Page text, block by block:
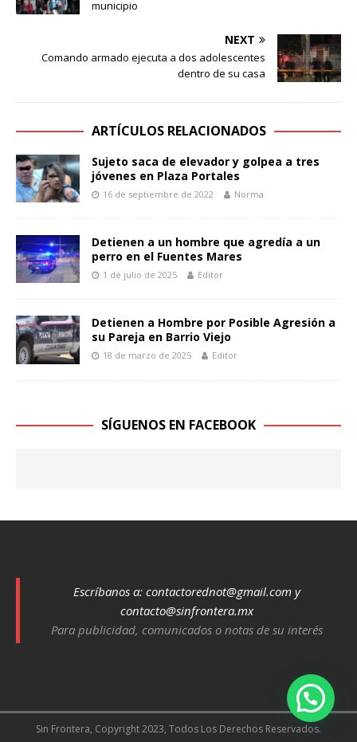
municipio
NEXT
Comando armado ejecuta a dos adolescentes
dentro de su casa
ARTÍCULOS RELACIONADOS
Sujeto saca de elevador y golpea a tres
jóvenes en Plaza Portales
16 de septiembre de 2022 Norma
Detienen a un hombre que agredía a un
perro en el Fuentes Mares
1 de julio de 2025 Editor
Detienen a Hombre por Posible Agresión a
su Pareja en Barrio Viejo
18 de marzo de 2025 Editor
SÍGUENOS EN FACEBOOK
Escríbanos a: contactorednot@gmail.comy
contacto@sinfrontera.mx
Para publicidad, comunicados o notas de su interés
Sin Frontera, Copyright 2023, Todos Los Derechos Reservados.